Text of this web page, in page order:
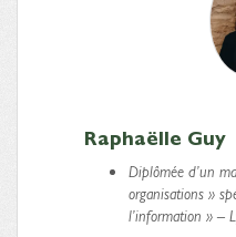
Raphaëlle Guy
Diplômée d’un
organisations »
l’information » –